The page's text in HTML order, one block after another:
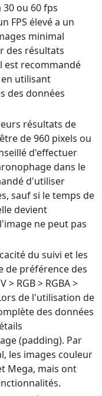
30 ou 60 fps
FPS élevé a un
minimal
des résultats
est recommandé
utilisant
des données
résultats de
de 960 pixels ou
d'effectuer
dans le
d'utiliser
sauf si le temps de
devient
ne peut pas
du suivi et les
de préférence des
RGB > RGBA >
de l'utilisation de
des données
(padding). Par
les images couleur
Mega, mais ont